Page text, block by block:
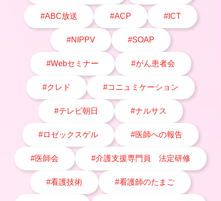
#ABC放送 #ACP #ICT
#NIPPV #SOAP
#Webセミナー #がん患者会
#クレド #コニュミケーション
#テレビ朝日 #ナルサス
#ロゼックスゲル #医師への報告
#医師会 #介護支援専門員 法定研修
#看護技術 #看護師のたまご